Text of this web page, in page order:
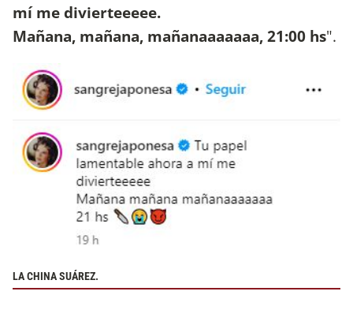
mí me divierteeeee.
Mañana, mañana, mañanaaaaaaa, 21:00 hs".
LA CHINA SUÁREZ.